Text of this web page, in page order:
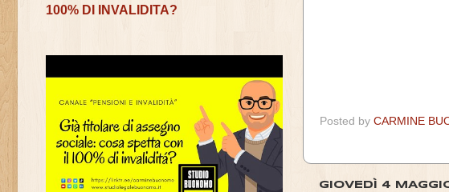
Posted by CARMINE
GIOVEDÌ 4
100% DI INVALIDITA?